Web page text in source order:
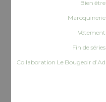
Bien être
Maroquinerie
Vêtement
Fin de séries
Collaboration Le Bougeoir d’Ad